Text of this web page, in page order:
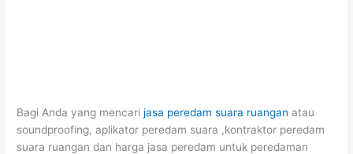
Bagi Anda yang mencarijasa peredam suara ruangan atau
soundproofing, aplikator peredam suara ,kontraktor peredam
suara ruangan dan harga jasa peredam untuk peredaman